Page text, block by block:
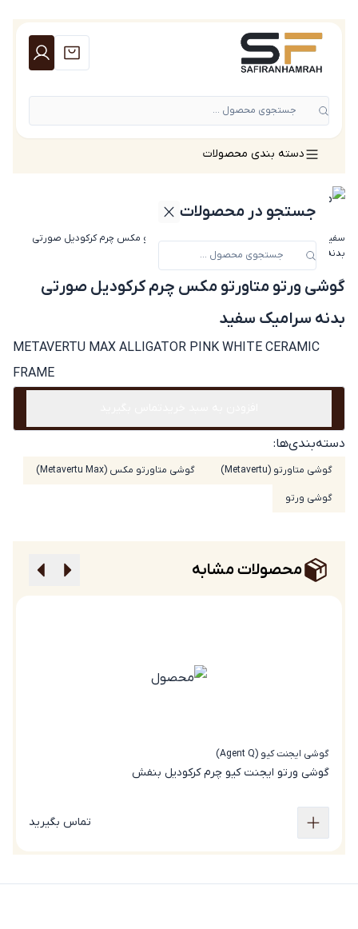
جستجوی محصول ...
جستجو در محصولات
دسته بندی محصولات
سفیران همراه»گوشی ورتو»گوشی ورتو متاورتو مکس چرم کرکودیل صورتی
بدنه سرامیک سفید
گوشی ورتو متاورتو مکس چرم کرکودیل صورتی
بدنه سرامیک سفید
METAVERTU MAX ALLIGATOR PINK WHITE CERAMIC
FRAME
دسته‌بندی‌ها:
گوشی متاورتو (Metavertu) گوشی متاورتو مکس (Metavertu Max)
گوشی ورتو
محصولات مشابه
گوشی ایجنت کیو (Agent Q)
گوشی‌ ورتو ایجنت کیو چرم کرکودیل بنفش
تماس بگیرید